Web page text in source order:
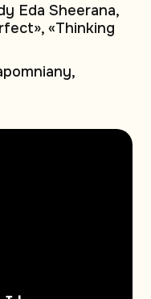
Eda Sheerana,
«Thinking